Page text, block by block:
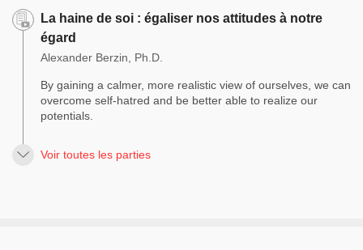
La haine de soi : égaliser nos attitudes à notre
égard
Alexander Berzin, Ph.D.
By gaining a calmer, more realistic view of ourselves, we can
overcome self-hatred and be better able to realize our
potentials.
Voir toutes les parties